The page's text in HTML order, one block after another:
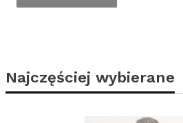
Najczęściej wybierane